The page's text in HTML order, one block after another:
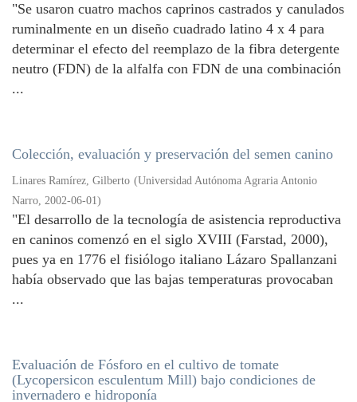
"Se usaron cuatro machos caprinos castrados y canulados
ruminalmente en un diseño cuadrado latino 4 x 4 para
determinar el efecto del reemplazo de la fibra detergente
neutro (FDN) de la alfalfa con FDN de una combinación
...
Colección, evaluación y preservación del semen canino
Linares Ramírez, Gilberto (Universidad Autónoma Agraria Antonio
Narro, 2002-06-01)
"El desarrollo de la tecnología de asistencia reproductiva
en caninos comenzó en el siglo XVIII (Farstad, 2000),
pues ya en 1776 el fisiólogo italiano Lázaro Spallanzani
había observado que las bajas temperaturas provocaban
...
Evaluación de Fósforo en el cultivo de tomate
(Lycopersicon esculentum Mill) bajo condiciones de
invernadero e hidroponía